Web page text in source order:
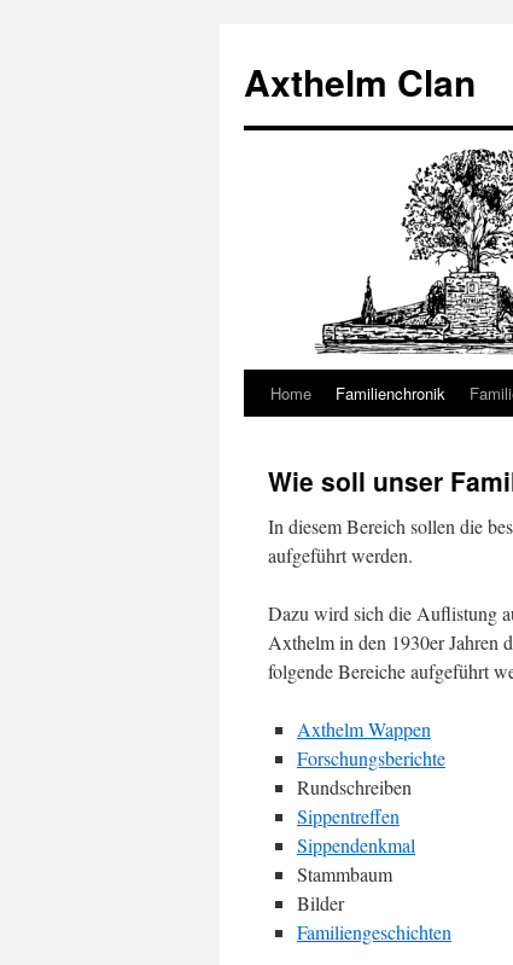
Axthelm Clan
Springe
Inhalt
Home Familienchronik
Wie soll unser
In diesem Bereich sollen die
aufgeführt werden.
Dazu wird sich die Auflistung
Axthelm in den 1930er Jahren
folgende Bereiche aufgeführt
Axthelm Wappen
Forschungsberichte
Rundschreiben
Sippentreffen
Sippendenkmal
Stammbaum
Bilder
Familiengeschichten